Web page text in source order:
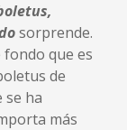
sorprende.
que es
de
se ha
más